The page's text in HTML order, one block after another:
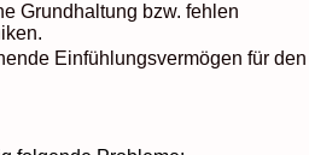
Grundhaltung bzw. fehlen
Einfühlungsvermögen für den